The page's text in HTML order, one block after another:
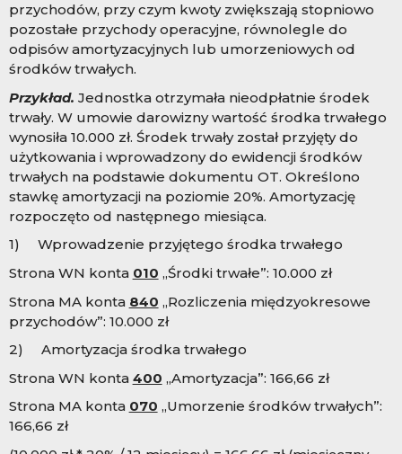
przychodów, przy czym kwoty zwiększają stopniowo
pozostałe przychody operacyjne, równolegle do
odpisów amortyzacyjnych lub umorzeniowych od
środków trwałych.
Przykład. Jednostka otrzymała nieodpłatnie środek
trwały. W umowie darowizny wartość środka trwałego
wynosiła 10.000 zł. Środek trwały został przyjęty do
użytkowania i wprowadzony do ewidencji środków
trwałych na podstawie dokumentu OT. Określono
stawkę amortyzacji na poziomie 20%. Amortyzację
rozpoczęto od następnego miesiąca.
1) Wprowadzenie przyjętego środka trwałego
Strona WN konta 010 „Środki trwałe”: 10.000 zł
Strona MA konta 840 „Rozliczenia międzyokresowe
przychodów”: 10.000 zł
2) Amortyzacja środka trwałego
Strona WN konta 400 „Amortyzacja”: 166,66 zł
Strona MA konta 070 „Umorzenie środków trwałych”:
166,66 zł